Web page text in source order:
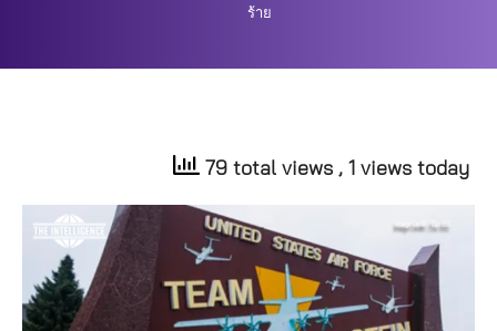
ร้าย
79 total views , 1 views today